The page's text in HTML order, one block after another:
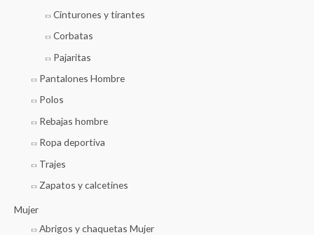
Cinturones y tirantes
Corbatas
Pajaritas
Pantalones Hombre
Polos
Rebajas hombre
Ropa deportiva
Trajes
Zapatos y calcetines
Mujer
Abrigos y chaquetas Mujer